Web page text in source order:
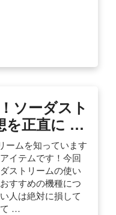
ソーダスト
を正直に …
ームを知っています
イテムです！今回
ストリームの使い
すすめの機種につ
人は絶対に損して
て …